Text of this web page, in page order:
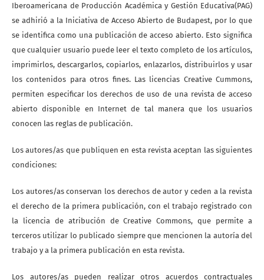
Iberoamericana de Producción Académica y Gestión Educativa(PAG)
se adhirió a la Iniciativa de Acceso Abierto de Budapest, por lo que
se identifica como una publicación de acceso abierto. Esto significa
que cualquier usuario puede leer el texto completo de los artículos,
imprimirlos, descargarlos, copiarlos, enlazarlos, distribuirlos y usar
los contenidos para otros fines. Las licencias Creative Cummons,
permiten especificar los derechos de uso de una revista de acceso
abierto disponible en Internet de tal manera que los usuarios
conocen las reglas de publicación.
Los autores/as que publiquen en esta revista aceptan las siguientes
condiciones:
Los autores/as conservan los derechos de autor y ceden a la revista
el derecho de la primera publicación, con el trabajo registrado con
la licencia de atribución de Creative Commons, que permite a
terceros utilizar lo publicado siempre que mencionen la autoría del
trabajo y a la primera publicación en esta revista.
Los autores/as pueden realizar otros acuerdos contractuales